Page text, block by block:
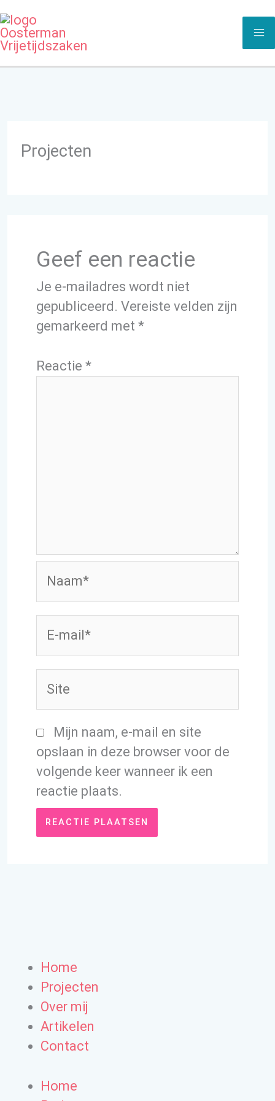
naar
de
inhoud
Projecten
Geef een reactie
Je e-mailadres wordt niet
gepubliceerd. Vereiste velden zijn
gemarkeerd met *
Reactie *
mail*
Mijn naam, e-mail en site
opslaan in deze browser voor de
volgende keer wanneer ik een
reactie plaats.
Home
Projecten
Over mij
Artikelen
Contact
Home